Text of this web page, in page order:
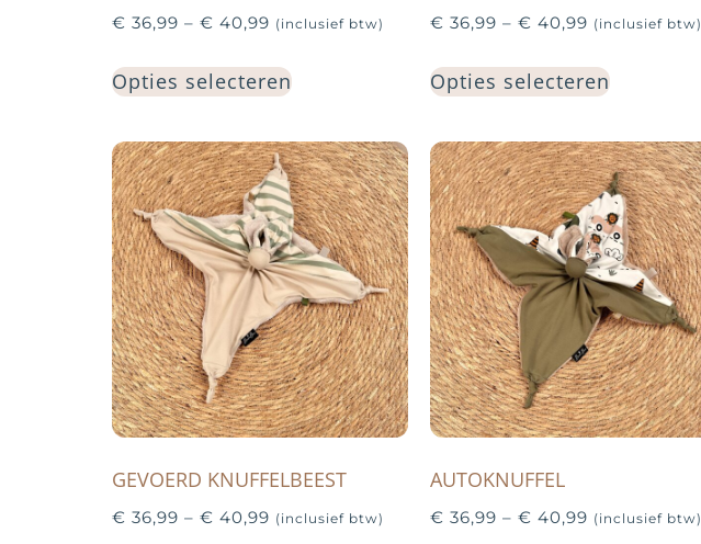
€ 36,99 – € 40,99 (inclusief btw)
Opties selecteren
€ 36,99 – € 40,99 (inclusief btw)
Opties selecteren
GEVOERD KNUFFELBEEST
€ 36,99 – € 40,99 (inclusief btw)
AUTOKNUFFEL
€ 36,99 – € 40,99 (inclusief btw)